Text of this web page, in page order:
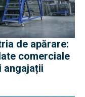
de apărare:
comerciale
angajații